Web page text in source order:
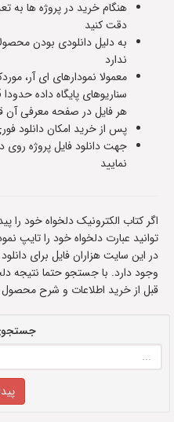
هنگام خرید در پروژه ها به
دقت کنید
به دلیل دانلودی بودن
ندارد
هر فایل در صفحه معرفی آن
پس از خرید امکان دانلود
جهت دانلود فایل پروژه روی
نمایید
اگر کتاب الکترونیک دلخواه خود را
توانید عبارت دلخواه خود را تایپ
در این سایت هزاران فایل برای
وجود دارد. با جستجو حتما نتیجه
قبل از خرید اطلاعات و شرح محصول